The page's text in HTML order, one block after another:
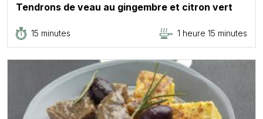
Tendrons de veau au gingembre et citron vert
15 minutes 1 heure 15 minutes